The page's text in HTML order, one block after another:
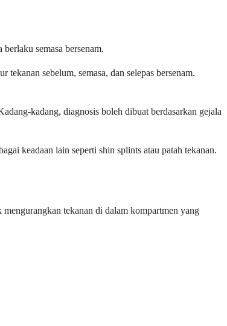
semasa bersenam.
sebelum, semasa, dan selepas bersenam.
kadang, diagnosis boleh dibuat berdasarkan gejala
keadaan lain seperti shin splints atau patah tekanan.
tekanan di dalam kompartmen yang